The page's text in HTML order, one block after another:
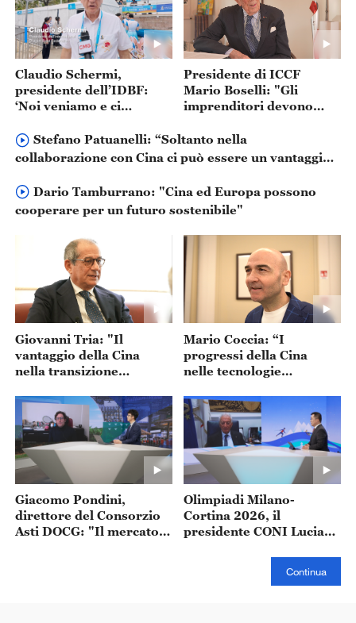
Claudio Schermi,
presidente dell’IDBF:
‘Noi veniamo e ci
Presidente di ICCF
Mario Boselli: "Gli
imprenditori devono
Stefano Patuanelli: “Soltanto nella
collaborazione con Cina ci può essere un vantaggio,
Dario Tamburrano: "Cina ed Europa possono
cooperare per un futuro sostenibile"
Giovanni Tria: "Il
vantaggio della Cina
nella transizione
anche il progresso
europeo"
Mario Coccia: “I
progressi della Cina
nelle tecnologie
generando una
democratizzazione della
sostenibilità”
Giacomo Pondini,
direttore del Consorzio
Asti DOCG: "Il mercato
Olimpiadi Milano-
Cortina 2026, il
presidente CONI Luciano
Continua